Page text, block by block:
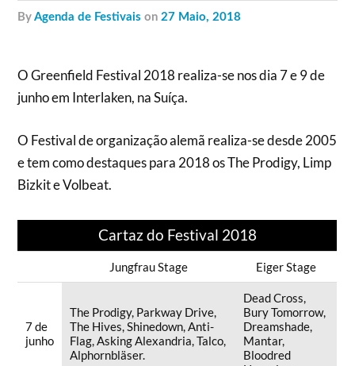
byAgenda de Festivais on27 Maio, 2018
O Greenfield Festival 2018 realiza-se nos dia 7 e 9 de
junho em Interlaken, na Suíça.
O Festival de organização alemã realiza-se desde 2005
e tem como destaques para 2018 os The Prodigy, Limp
Bizkit e Volbeat.
Cartaz do Festival 2018
Jungfrau Stage Eiger Stage
7 de
junho
The Prodigy, Parkway Drive,
The Hives, Shinedown, Anti-
Flag, Asking Alexandria, Talco,
Alphornbläser.
Dead Cross,
Bury Tomorrow,
Dreamshade,
Mantar,
Bloodred